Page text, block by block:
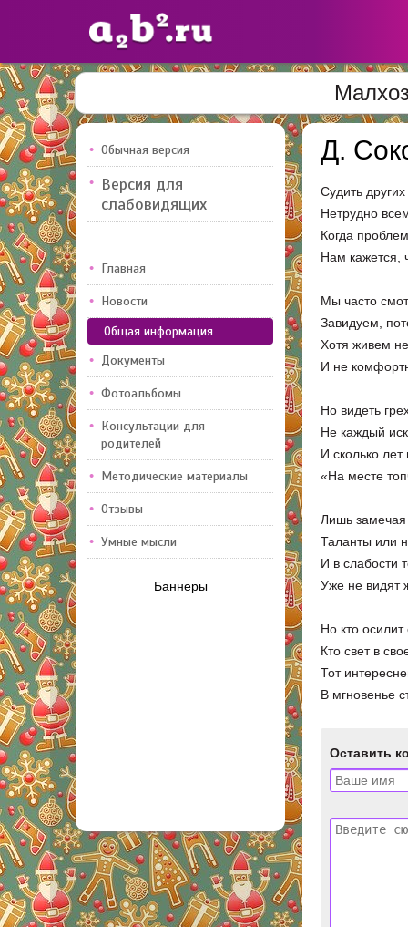
Сайты
педагогов
Добавлено — 10947
Обычная версия
Версия для
слабовидящих
Главная
Новости
Общая информация
Документы
Фотоальбомы
Консультации для
родителей
Методические материалы
Отзывы
Умные мысли
Баннеры
Д.
Судить других
Нетрудно
Когда
Нам кажется,
Мы часто
Завидуем,
Хотя живем
И не
Но видеть
Не каждый
И сколько
«На месте
Лишь
Таланты или
И в слабости
Уже не видят
Но кто
Кто свет в
Тот
В мгновенье
Оставить